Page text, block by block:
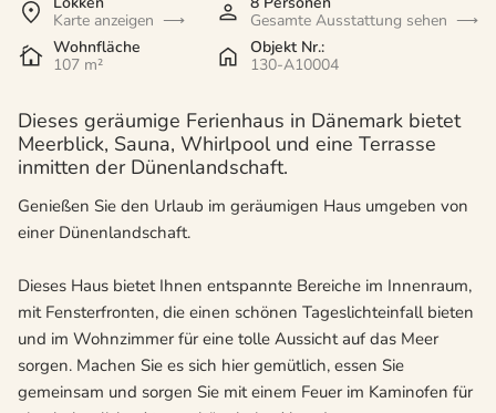
Karte anzeigen
Gesamte Ausstattung sehen
Wohnfläche
107 m²
Objekt Nr.:
130-A10004
Dieses geräumige Ferienhaus in Dänemark bietet
Meerblick, Sauna, Whirlpool und eine Terrasse
inmitten der Dünenlandschaft.
Genießen Sie den Urlaub im geräumigen Haus umgeben von
einer Dünenlandschaft.
Dieses Haus bietet Ihnen entspannte Bereiche im Innenraum,
mit Fensterfronten, die einen schönen Tageslichteinfall bieten
und im Wohnzimmer für eine tolle Aussicht auf das Meer
sorgen. Machen Sie es sich hier gemütlich, essen Sie
gemeinsam und sorgen Sie mit einem Feuer im Kaminofen für